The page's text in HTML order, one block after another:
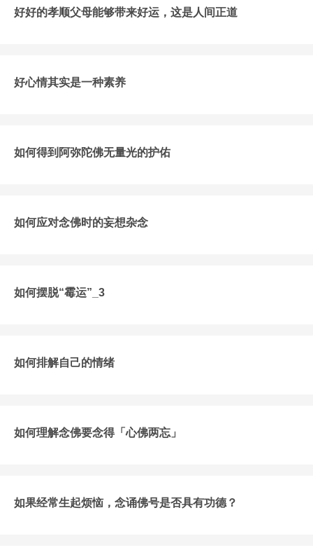
好好的孝顺父母能够带来好运，这是人间正道
好心情其实是一种素养
如何得到阿弥陀佛无量光的护佑
如何应对念佛时的妄想杂念
如何摆脱“霉运”_3
如何排解自己的情绪
如何理解念佛要念得「心佛两忘」
如果经常生起烦恼，念诵佛号是否具有功德？